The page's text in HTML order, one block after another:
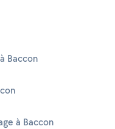
Baccon
à Baccon